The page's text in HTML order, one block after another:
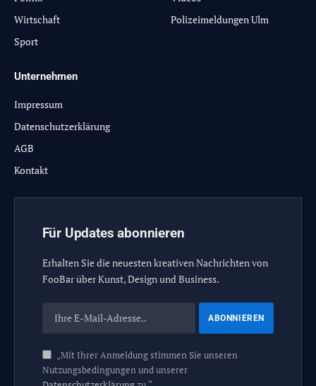
Wirtschaft
Sport
Polizeimeldungen Ulm
Unternehmen
Impressum
Datenschutzerklärung
AGB
Kontakt
Für Updates abonnieren
Erhalten Sie die neuesten kreativen Nachrichten von
FooBar über Kunst, Design und Business.
„Mit Ihrer Anmeldung stimmen Sie unseren
Nutzungsbedingungen und unserer